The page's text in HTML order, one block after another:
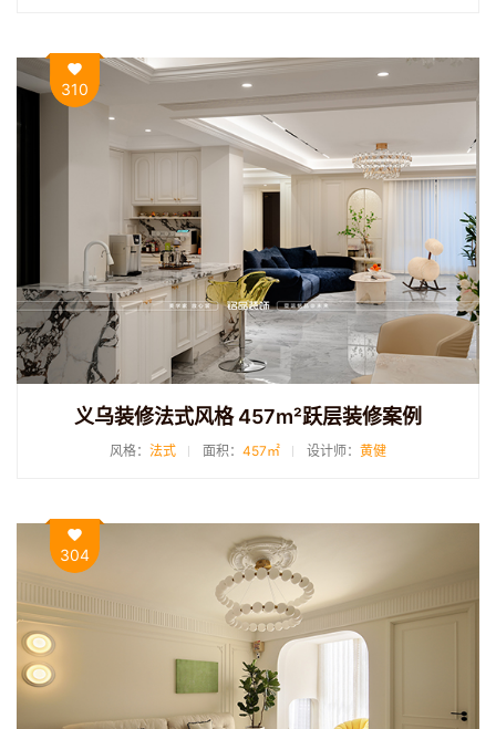
310
义乌装修法式风格 457m²跃层装修案例
风格： 法式 面积： 457㎡ 设计师： 黄健
304